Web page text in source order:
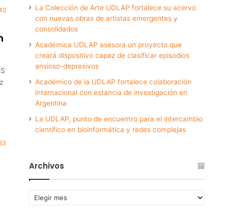
La Colección de Arte UDLAP fortalece su acervo
con nuevas obras de artistas emergentes y
consolidados
Académica UDLAP asesora un proyecto que
creará dispositivo capaz de clasificar episodios
ansioso-depresivos
Académico de la UDLAP fortalece colaboración
internacional con estancia de investigación en
Argentina
La UDLAP, punto de encuentro para el intercambio
científico en bioinformática y redes complejas
Archivos
Archivos